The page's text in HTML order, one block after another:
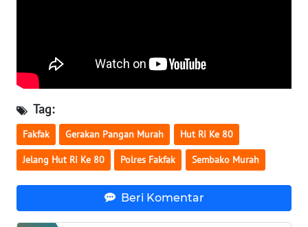
Tag:
Fakfak Gerakan Pangan Murah Hut Ri Ke 80
Jelang Hut Ri Ke 80 Polres Fakfak Sembako Murah
Beri Komentar
SUMSEL
BENGKULU
WN
LAMPUNG